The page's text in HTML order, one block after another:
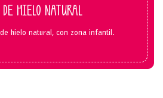
HIELO NATURAL
hielo natural, con zona infantil.